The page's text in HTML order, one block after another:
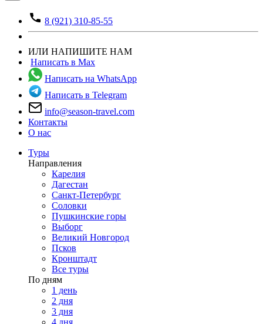
8 (921) 310-85-55
ИЛИ НАПИШИТЕ НАМ
Написать в Max
Написать на WhatsApp
Написать в Telegram
info@season-travel.com
Контакты
О нас
Туры
Направления
Карелия
Дагестан
Санкт-Петербург
Соловки
Пушкинские горы
Выборг
Великий Новгород
Псков
Кронштадт
Все туры
По дням
1 день
2 дня
3 дня